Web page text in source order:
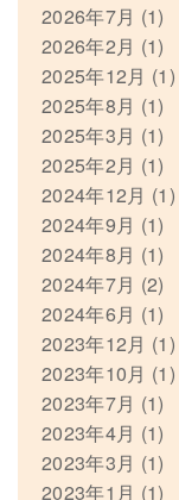
2026年7月 (1)
2026年2月 (1)
2025年12月 (1)
2025年8月 (1)
2025年3月 (1)
2025年2月 (1)
2024年12月 (1)
2024年9月 (1)
2024年8月 (1)
2024年7月 (2)
2024年6月 (1)
2023年12月 (1)
2023年10月 (1)
2023年7月 (1)
2023年4月 (1)
2023年3月 (1)
2023年1月 (1)